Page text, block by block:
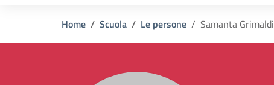
Home Scuola Le persone Samanta Grimaldi